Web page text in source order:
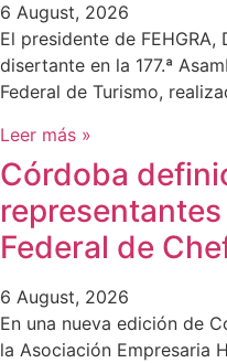
6 August, 2026
El presidente de
disertante en la 177.ª
Federal de Turismo,
Leer más »
Córdoba
Federal de
6 August, 2026
En una nueva edición de
la Asociación Empresaria